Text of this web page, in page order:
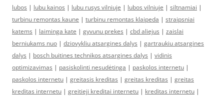
lubos | lubu kainos | lubu rusys vilniuje | lubos vilniuje | siltnamiai |
turbinu remontas kaune | turbinu remontas klaipeda | straipsniai
katems | laiminga kate | gyvunu prekes | cbd aliejus | zaislai
berniukams nuo | dziovykliu atsargines dalys | gartraukiu atsargines
dalys | bosch buitines technikos atsargines dalys | vidinis
optimizavimas | pasiskolinti nesudėtinga | paskolos internetu |
paskolos internetu | greitasis kreditas | greitas kreditas | greitas
kreditas internetu | greitieji kreditai internetu | kreditas internetu |